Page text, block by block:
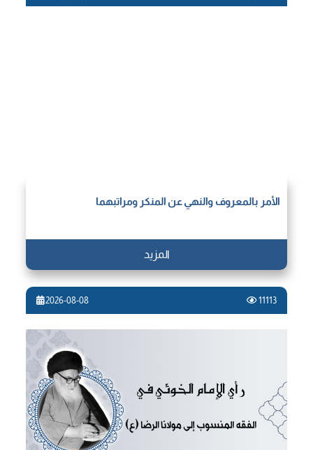
الأمر بالمعروف والنهي عن المنكر ومراتبهما
المزيد
11113
2026-08-08